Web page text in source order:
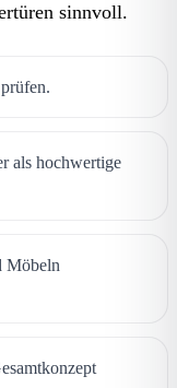
sinnvoll.
als hochwertige
Möbeln